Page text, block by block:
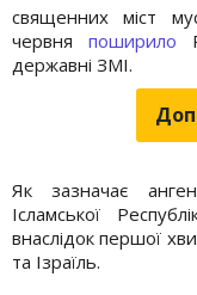
священних міст
червняпоширило
державні ЗМІ.
Як зазначає
Ісламської
внаслідок першої
та Ізраїль.